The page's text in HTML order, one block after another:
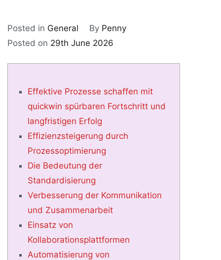
Posted in General By Penny
Posted on 29th June 2026
Effektive Prozesse schaffen mit
quickwin spürbaren Fortschritt und
langfristigen Erfolg
Effizienzsteigerung durch
Prozessoptimierung
Die Bedeutung der
Standardisierung
Verbesserung der Kommunikation
und Zusammenarbeit
Einsatz von
Kollaborationsplattformen
Automatisierung von